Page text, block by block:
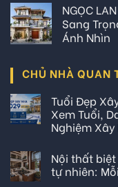
NGỌC
Sang
Ánh Nhìn
CHỦ NHÀ QUAN
Tuổi Đẹp
Xem Tuổi,
Nghiệm Xây
Nội thất
tự nhiên: